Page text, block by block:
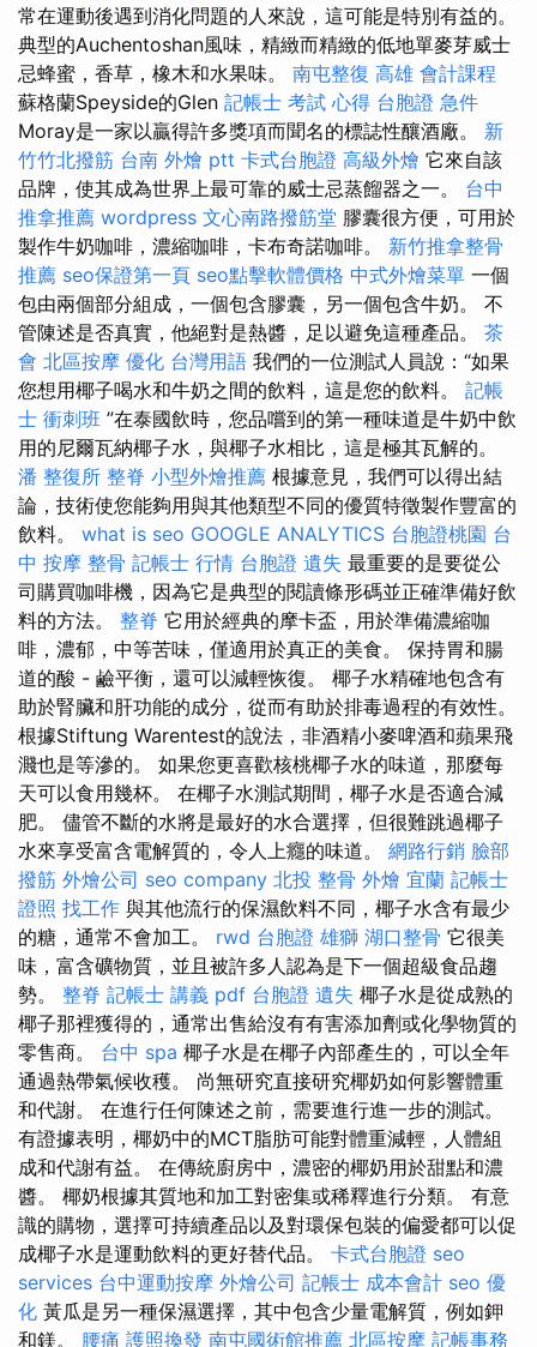
常在運動後遇到消化問題的人來說，這可能是特別有益的。
典型的Auchentoshan風味，精緻而精緻的低地單麥芽威士
忌蜂蜜，香草，橡木和水果味。 南屯整復 高雄 會計課程
蘇格蘭Speyside的Glen 記帳士 考試 心得 台胞證 急件
Moray是一家以贏得許多獎項而聞名的標誌性釀酒廠。 新
竹竹北撥筋 台南 外燴 ptt 卡式台胞證 高級外燴 它來自該
品牌，使其成為世界上最可靠的威士忌蒸餾器之一。 台中
推拿推薦 wordpress 文心南路撥筋堂 膠囊很方便，可用於
製作牛奶咖啡，濃縮咖啡，卡布奇諾咖啡。 新竹推拿整骨
推薦 seo保證第一頁 seo點擊軟體價格 中式外燴菜單 一個
包由兩個部分組成，一個包含膠囊，另一個包含牛奶。 不
管陳述是否真實，他絕對是熱醬，足以避免這種產品。 茶
會 北區按摩 優化 台灣用語 我們的一位測試人員說：“如果
您想用椰子喝水和牛奶之間的飲料，這是您的飲料。 記帳
士 衝刺班 ”在泰國飲時，您品嚐到的第一種味道是牛奶中飲
用的尼爾瓦納椰子水，與椰子水相比，這是極其瓦解的。
潘 整復所 整脊 小型外燴推薦 根據意見，我們可以得出結
論，技術使您能夠用與其他類型不同的優質特徵製作豐富的
飲料。 what is seo GOOGLE ANALYTICS 台胞證桃園 台
中 按摩 整骨 記帳士 行情 台胞證 遺失 最重要的是要從公
司購買咖啡機，因為它是典型的閱讀條形碼並正確準備好飲
料的方法。 整脊 它用於經典的摩卡盃，用於準備濃縮咖
啡，濃郁，中等苦味，僅適用於真正的美食。 保持胃和腸
道的酸 - 鹼平衡，還可以減輕恢復。 椰子水精確地包含有
助於腎臟和肝功能的成分，從而有助於排毒過程的有效性。
根據Stiftung Warentest的說法，非酒精小麥啤酒和蘋果飛
濺也是等滲的。 如果您更喜歡核桃椰子水的味道，那麼每
天可以食用幾杯。 在椰子水測試期間，椰子水是否適合減
肥。 儘管不斷的水將是最好的水合選擇，但很難跳過椰子
水來享受富含電解質的，令人上癮的味道。 網路行銷 臉部
撥筋 外燴公司 seo company 北投 整骨 外燴 宜蘭 記帳士
證照 找工作 與其他流行的保濕飲料不同，椰子水含有最少
的糖，通常不會加工。 rwd 台胞證 雄獅 湖口整骨 它很美
味，富含礦物質，並且被許多人認為是下一個超級食品趨
勢。 整脊 記帳士 講義 pdf 台胞證 遺失 椰子水是從成熟的
椰子那裡獲得的，通常出售給沒有有害添加劑或化學物質的
零售商。 台中 spa 椰子水是在椰子內部產生的，可以全年
通過熱帶氣候收穫。 尚無研究直接研究椰奶如何影響體重
和代謝。 在進行任何陳述之前，需要進行進一步的測試。
有證據表明，椰奶中的MCT脂肪可能對體重減輕，人體組
成和代謝有益。 在傳統廚房中，濃密的椰奶用於甜點和濃
醬。 椰奶根據其質地和加工對密集或稀釋進行分類。 有意
識的購物，選擇可持續產品以及對環保包裝的偏愛都可以促
成椰子水是運動飲料的更好替代品。 卡式台胞證 seo
services 台中運動按摩 外燴公司 記帳士 成本會計 seo 優
化 黃瓜是另一種保濕選擇，其中包含少量電解質，例如鉀
和鎂。 腰痛 護照換發 南屯國術館推薦 北區按摩 記帳事務